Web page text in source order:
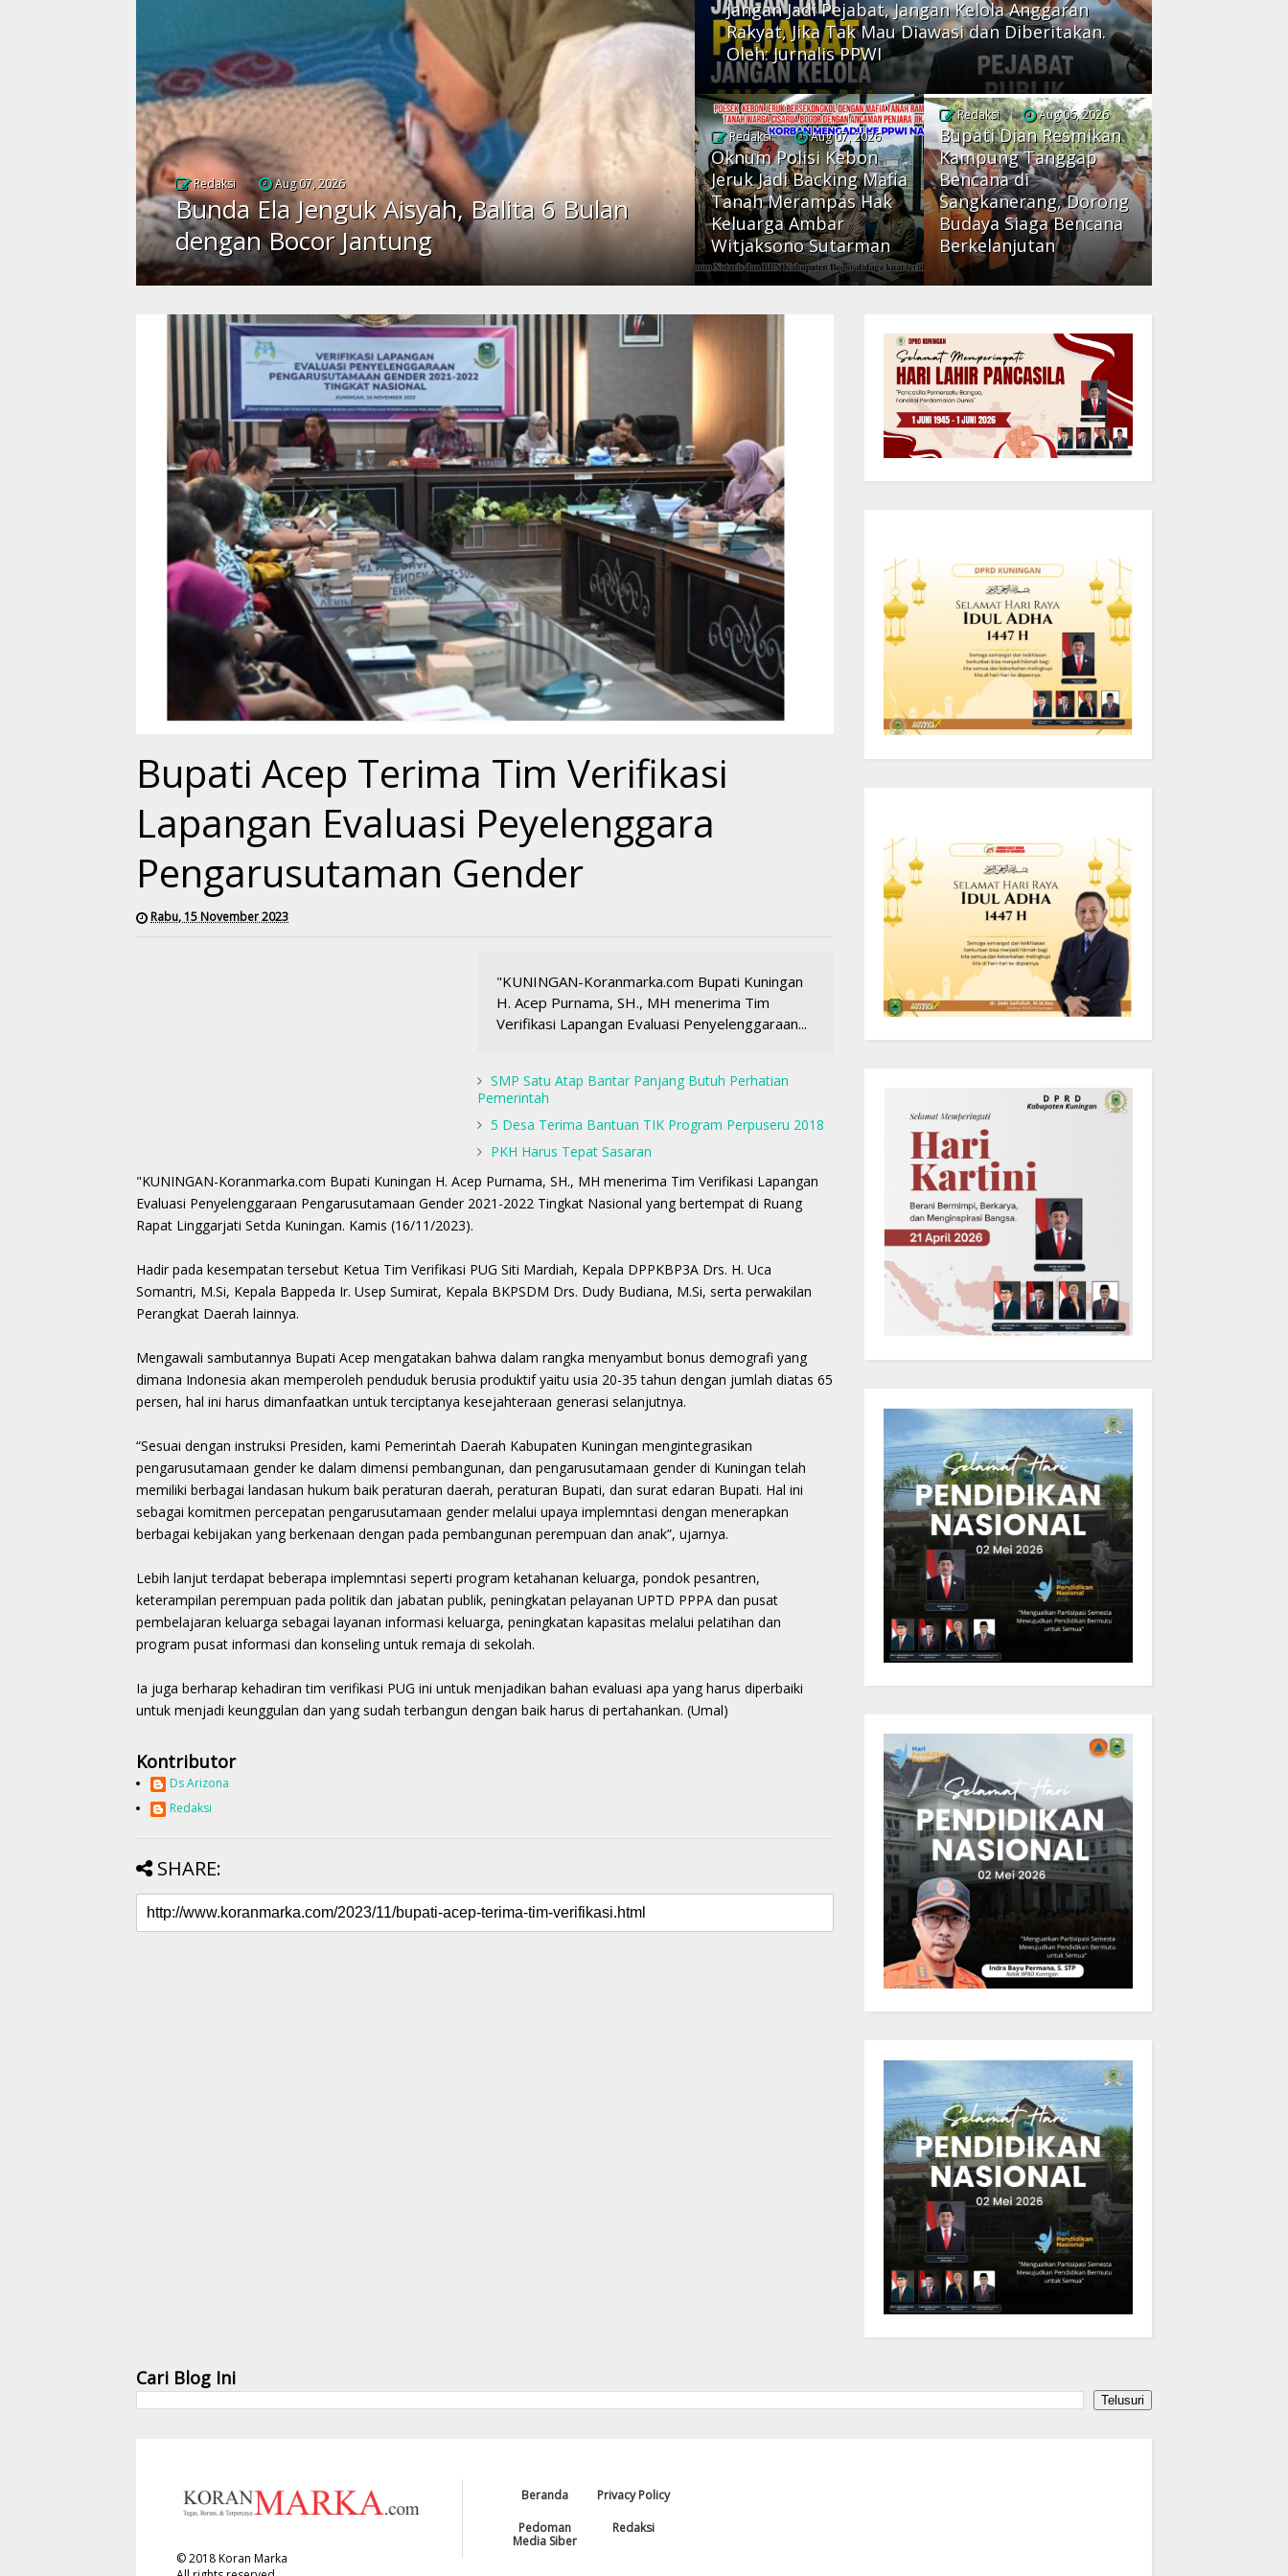
Redaksi Aug 07, 2026
Bunda Ela Jenguk Aisyah, Balita 6 Bulan
dengan Bocor Jantung
Jangan Jadi Pejabat, Jangan Kelola Anggaran
Rakyat, Jika Tak Mau Diawasi dan Diberitakan.
Oleh: Jurnalis PPWI
Redaksi Aug 07, 2026
Oknum Polisi Kebon
Jeruk Jadi Backing Mafia
Tanah Merampas Hak
Keluarga Ambar
Witjaksono Sutarman
Redaksi Aug 06, 2026
Bupati Dian Resmikan
Kampung Tanggap
Bencana di
Sangkanerang, Dorong
Budaya Siaga Bencana
Berkelanjutan
Bupati Acep Terima Tim Verifikasi
Lapangan Evaluasi Peyelenggara
Pengarusutaman Gender
Rabu, 15 November 2023
"KUNINGAN-Koranmarka.com Bupati Kuningan
H. Acep Purnama, SH., MH menerima Tim
Verifikasi Lapangan Evaluasi Penyelenggaraan...
SMP Satu Atap Bantar Panjang Butuh Perhatian
Pemerintah
5 Desa Terima Bantuan TIK Program Perpuseru 2018
PKH Harus Tepat Sasaran
"KUNINGAN-Koranmarka.com Bupati Kuningan H. Acep Purnama, SH., MH menerima Tim Verifikasi Lapangan
Evaluasi Penyelenggaraan Pengarusutamaan Gender 2021-2022 Tingkat Nasional yang bertempat di Ruang
Rapat Linggarjati Setda Kuningan. Kamis (16/11/2023).
Hadir pada kesempatan tersebut Ketua Tim Verifikasi PUG Siti Mardiah, Kepala DPPKBP3A Drs. H. Uca
Somantri, M.Si, Kepala Bappeda Ir. Usep Sumirat, Kepala BKPSDM Drs. Dudy Budiana, M.Si, serta perwakilan
Perangkat Daerah lainnya.
Mengawali sambutannya Bupati Acep mengatakan bahwa dalam rangka menyambut bonus demografi yang
dimana Indonesia akan memperoleh penduduk berusia produktif yaitu usia 20-35 tahun dengan jumlah diatas 65
persen, hal ini harus dimanfaatkan untuk terciptanya kesejahteraan generasi selanjutnya.
“Sesuai dengan instruksi Presiden, kami Pemerintah Daerah Kabupaten Kuningan mengintegrasikan
pengarusutamaan gender ke dalam dimensi pembangunan, dan pengarusutamaan gender di Kuningan telah
memiliki berbagai landasan hukum baik peraturan daerah, peraturan Bupati, dan surat edaran Bupati. Hal ini
sebagai komitmen percepatan pengarusutamaan gender melalui upaya implemntasi dengan menerapkan
berbagai kebijakan yang berkenaan dengan pada pembangunan perempuan dan anak”, ujarnya.
Lebih lanjut terdapat beberapa implemntasi seperti program ketahanan keluarga, pondok pesantren,
keterampilan perempuan pada politik dan jabatan publik, peningkatan pelayanan UPTD PPPA dan pusat
pembelajaran keluarga sebagai layanan informasi keluarga, peningkatan kapasitas melalui pelatihan dan
program pusat informasi dan konseling untuk remaja di sekolah.
Ia juga berharap kehadiran tim verifikasi PUG ini untuk menjadikan bahan evaluasi apa yang harus diperbaiki
untuk menjadi keunggulan dan yang sudah terbangun dengan baik harus di pertahankan. (Umal)
Kontributor
Ds Arizona
Redaksi
SHARE:
Cari Blog Ini
©2018Koran Marka
Beranda
Privacy Policy
Pedoman
Media Siber
Redaksi